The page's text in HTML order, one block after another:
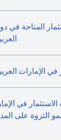
المتاحة في
الإمارات
في
الثروة على